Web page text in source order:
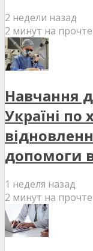
2 недели назад
2 минут на
Навчання
Україні по
допомоги
1 неделя назад
2 минут на